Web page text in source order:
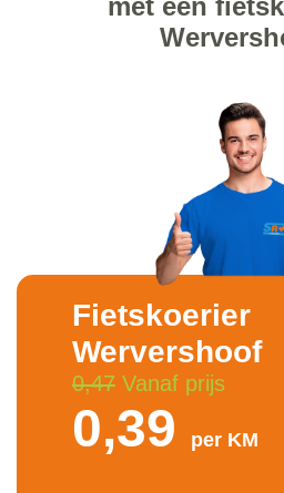
met een
Fietskoerier
Wervershoof
0,47Vanaf prijs
0,39 per KM